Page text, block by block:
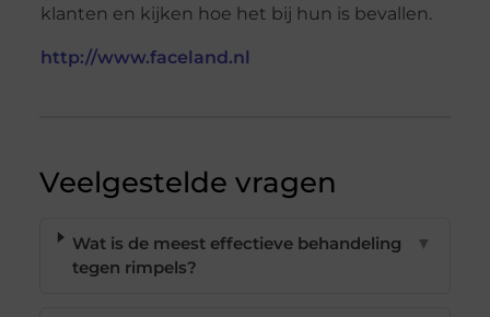
klanten en kijken hoe het bij hun is bevallen.
http://www.faceland.nl
Veelgestelde vragen
Wat is de meest effectieve behandeling
tegen rimpels?
▼